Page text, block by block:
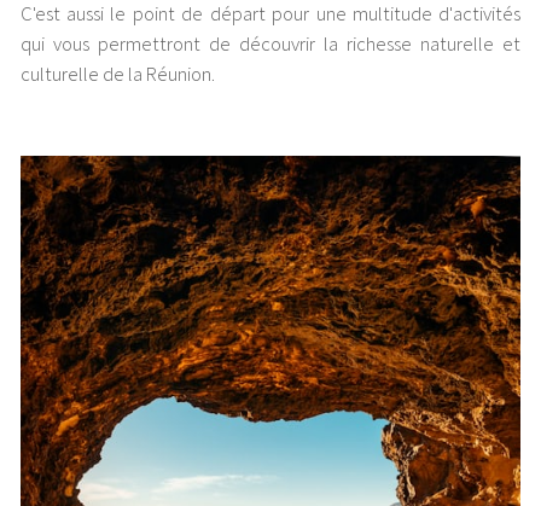
C'est aussi le point de départ pour une multitude d'activités
qui vous permettront de découvrir la richesse naturelle et
culturelle de la Réunion.